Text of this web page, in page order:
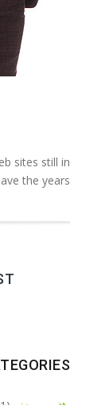
sites still in
the years.